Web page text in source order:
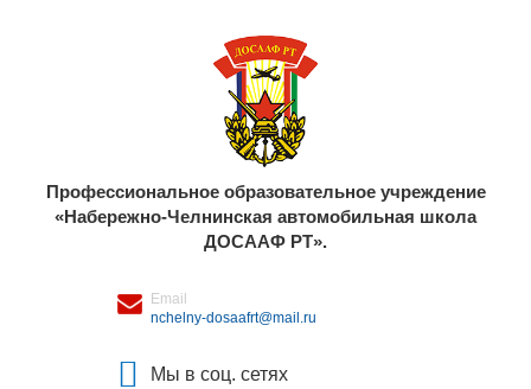
Профессиональное образовательное учреждение
«Набережно-Челнинская автомобильная школа
ДОСААФ РТ».
Email
nchelny-dosaafrt@mail.ru
Мы в соц. сетях